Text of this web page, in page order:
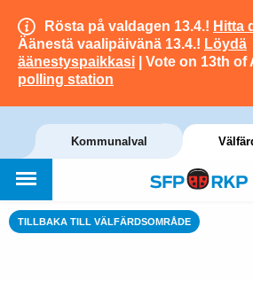
Rösta på valdagen 13.4.! Hitta
Äänestä vaalipäivänä 13.4.! Löydä
äänestyspaikkasi | Vote on 13th of
polling station
Kommunalval
TILLBAKA TILL VÄLFÄRDSOMRÅDE